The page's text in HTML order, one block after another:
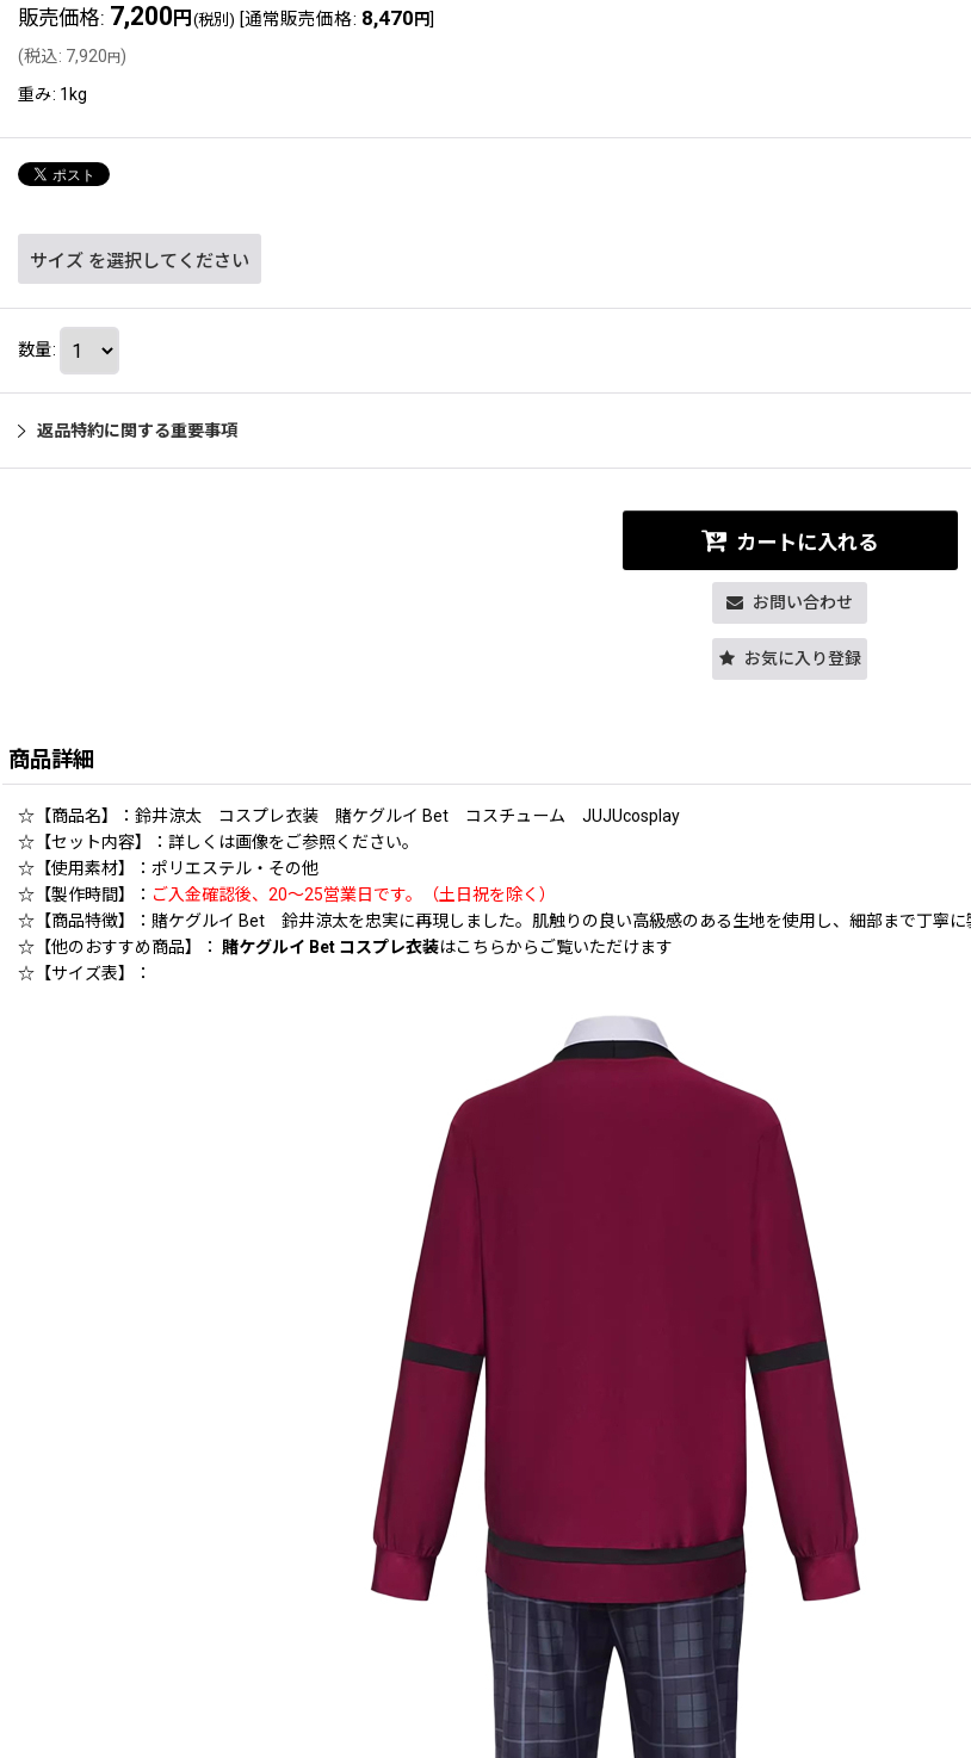
販売価格: 7,200 円 (税別) [通常販売価格: 8,470 円]
(税込: 7,920円)
重み: 1kg
サイズ を選択してください
数量:
返品特約に関する重要事項
カートに入れる
お問い合わせ
お気に入り登録
商品詳細
☆【商品名】：鈴井涼太 コスプレ衣装 賭ケグルイ Bet コスチューム JUJUcosplay
☆【セット内容】：詳しくは画像をご参照ください。
☆【使用素材】：ポリエステル・その他
☆【製作時間】： ご入金確認後、20〜25営業日です。（土日祝を除く）
☆【商品特徴】：賭ケグルイ Bet 鈴井涼太を忠実に再現しました。肌触りの良い高級感のある生地を使用し、細部まで丁寧に
☆【他のおすすめ商品】：
賭ケグルイ Bet コスプレ衣装はこちらからご覧いただけます
☆【サイズ表】：